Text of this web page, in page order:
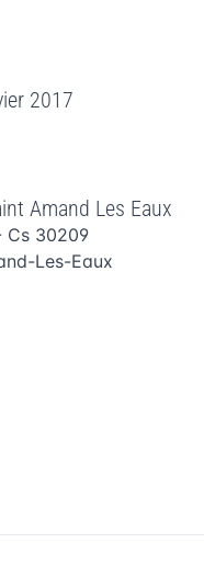
2017
Amand Les Eaux
Cs 30209
Les-Eaux